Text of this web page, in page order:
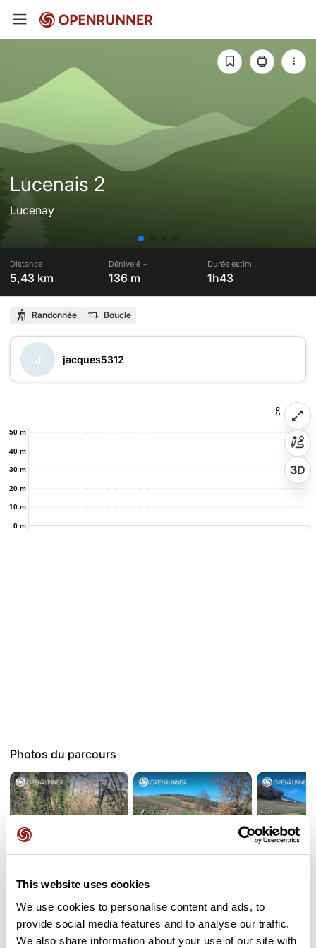
This website uses cookies
We use cookies to personalise content and ads, to
provide social media features and to analyse our traffic.
We also share information about your use of our site with
Lucenais 2
Lucenay
Distance
5,43 km
Dénivelé +
136 m
Durée estim.
1h43
Randonnée Boucle
J jacques5312
0 m
10 m
20 m
30 m
40 m
50 m
3D
Photos du parcours
Avis des utilisateurs